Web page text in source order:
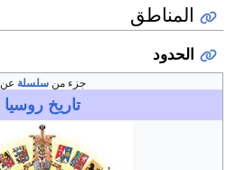
المناطق
الحدود
جزء منسلسلة عن
تاريخ روسيا